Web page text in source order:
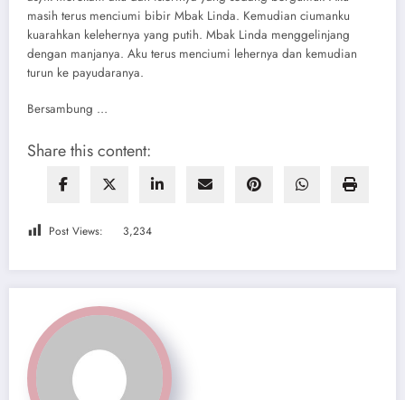
masih terus menciumi bibir Mbak Linda. Kemudian ciumanku
kuarahkan kelehernya yang putih. Mbak Linda menggelinjang
dengan manjanya. Aku terus menciumi lehernya dan kemudian
turun ke payudaranya.
Bersambung …
Share this content:
Post Views: 3,234